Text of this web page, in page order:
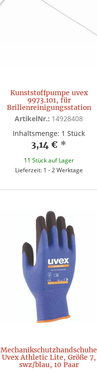
Kunststoffpumpe uvex
9973.101, für
Brillenreinigungsstation
ArtikelNr.: 14928408
Inhaltsmenge: 1 Stück
3,14 € *
11 Stück auf Lager
Lieferzeit: 1 - 2 Werktage
Mechanikschutzhandschuhe
Uvex Athletic Lite, Größe 7,
swz/blau, 10 Paar